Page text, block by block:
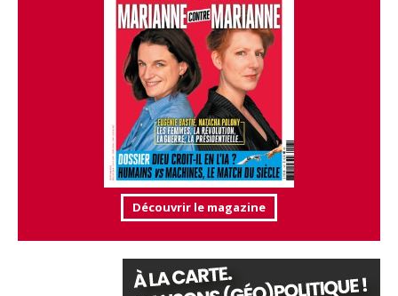
Découvrir le magazine